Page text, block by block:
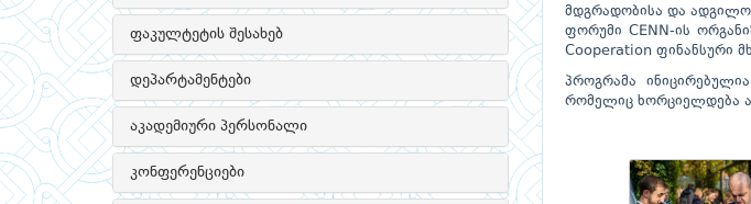
ფაკულტეტის შესახებ
დეპარტამენტები
აკადემიური პერსონალი
კონფერენციები
მდგრადობისა და
ფორუმი CENN-ის
Cooperation ფინანსური
პროგრამა
რომელიც ხორციელდება